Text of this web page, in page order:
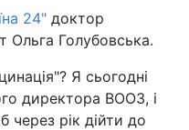
24" доктор
Ольга Голубовська.
Я сьогодні
директора ВООЗ, і
через рік дійти до